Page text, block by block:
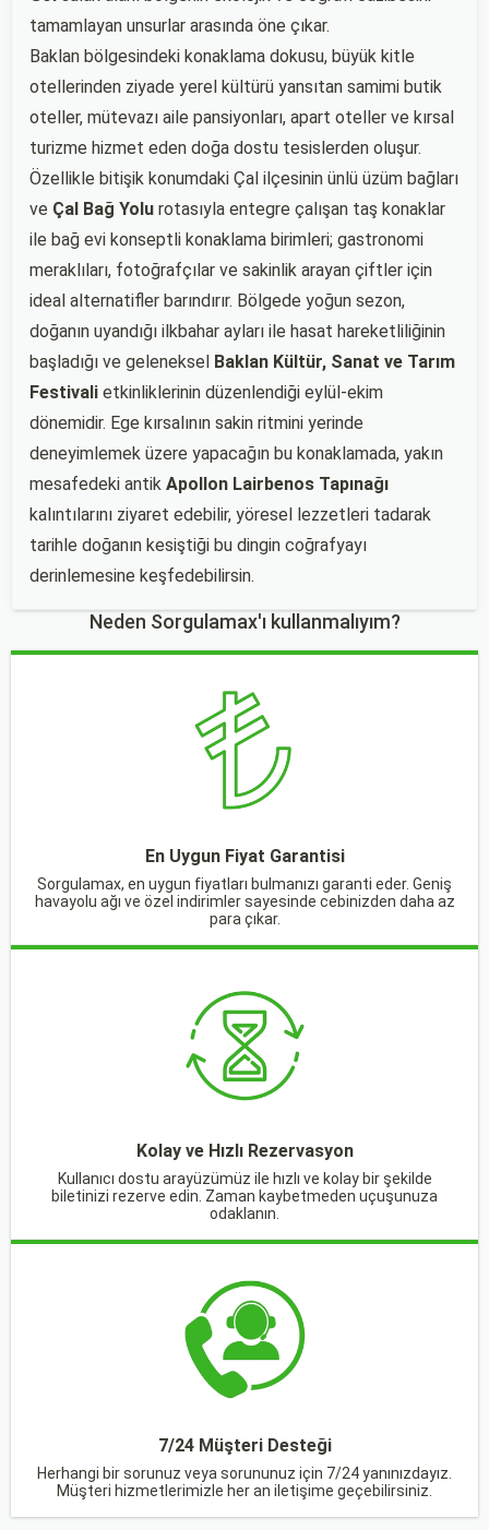
tamamlayan unsurlar arasında öne çıkar.
Baklan bölgesindeki konaklama dokusu, büyük kitle
otellerinden ziyade yerel kültürü yansıtan samimi butik
oteller, mütevazı aile pansiyonları, apart oteller ve kırsal
turizme hizmet eden doğa dostu tesislerden oluşur.
Özellikle bitişik konumdaki Çal ilçesinin ünlü üzüm bağları
ve Çal Bağ Yolu rotasıyla entegre çalışan taş konaklar
ile bağ evi konseptli konaklama birimleri; gastronomi
meraklıları, fotoğrafçılar ve sakinlik arayan çiftler için
ideal alternatifler barındırır. Bölgede yoğun sezon,
doğanın uyandığı ilkbahar ayları ile hasat hareketliliğinin
başladığı ve geleneksel Baklan Kültür, Sanat ve Tarım
Festivali etkinliklerinin düzenlendiği eylül-ekim
dönemidir. Ege kırsalının sakin ritmini yerinde
deneyimlemek üzere yapacağın bu konaklamada, yakın
mesafedeki antik Apollon Lairbenos Tapınağı
kalıntılarını ziyaret edebilir, yöresel lezzetleri tadarak
tarihle doğanın kesiştiği bu dingin coğrafyayı
derinlemesine keşfedebilirsin.
Neden Sorgulamax'ı kullanmalıyım?
En Uygun Fiyat Garantisi
Sorgulamax, en uygun fiyatları bulmanızı garanti eder. Geniş
havayolu ağı ve özel indirimler sayesinde cebinizden daha az
para çıkar.
Kolay ve Hızlı Rezervasyon
Kullanıcı dostu arayüzümüz ile hızlı ve kolay bir şekilde
biletinizi rezerve edin. Zaman kaybetmeden uçuşunuza
odaklanın.
7/24 Müşteri Desteği
Herhangi bir sorunuz veya sorununuz için 7/24 yanınızdayız.
Müşteri hizmetlerimizle her an iletişime geçebilirsiniz.